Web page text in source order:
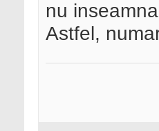
nu
Astfel,